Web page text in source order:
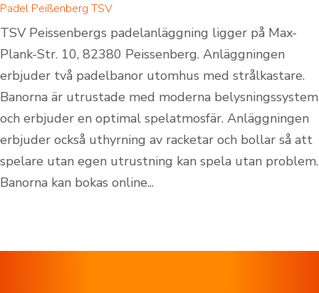
Padel Peißenberg TSV
TSV Peissenbergs padelanläggning ligger på Max-
Plank-Str. 10, 82380 Peissenberg. Anläggningen
erbjuder två padelbanor utomhus med strålkastare.
Banorna är utrustade med moderna belysningssystem
och erbjuder en optimal spelatmosfär. Anläggningen
erbjuder också uthyrning av racketar och bollar så att
spelare utan egen utrustning kan spela utan problem.
Banorna kan bokas online...